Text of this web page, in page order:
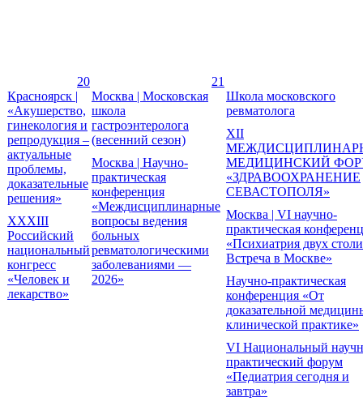
20
Красноярск |
«Акушерство,
гинекология и
репродукция –
актуальные
проблемы,
доказательные
решения»
XXXIII
Российский
национальный
конгресс
«Человек и
лекарство»
21
Москва | Московская
школа
гастроэнтеролога
(весенний сезон)
Москва | Научно-
практическая
конференция
«Междисциплинарные
вопросы ведения
больных
ревматологическими
заболеваниями —
2026»
Школа московского
ревматолога
XII
МЕДИЦИНСКИЙ
«ЗДРАВООХРАНЕНИЕ
СЕВАСТОПОЛЯ»
Москва | VI научно-
практическая
«Психиатрия двух
Встреча в Москве»
Научно-практическая
конференция «От
доказательной
клинической практике»
VI Национальный
практический форум
«Педиатрия сегодня и
завтра»